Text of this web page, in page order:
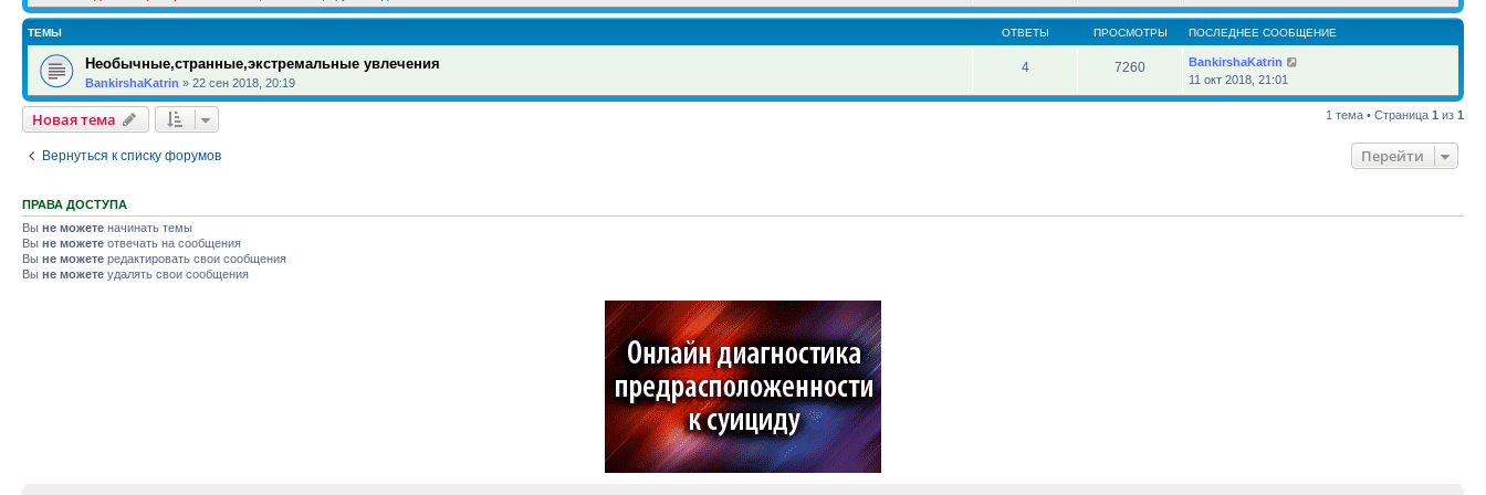
ТЕМЫ ОТВЕТЫ ПРОСМОТРЫ ПОСЛЕДНЕЕ СООБЩЕНИЕ
Необычные,странные,экстремальные увлечения
BankirshaKatrin » 22 сен 2018, 20:19
4 7260
BankirshaKatrin
11 окт 2018, 21:01
Новая тема 1 тема • Страница 1 из 1
Вернуться к списку форумов Перейти
ПРАВА ДОСТУПА
Вы не можете начинать темы
Вы не можете отвечать на сообщения
Вы не можете редактировать свои сообщения
Вы не можете удалять свои сообщения